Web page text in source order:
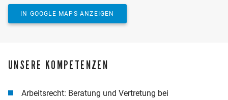
JA, KARTE ANZEIGEN
IN GOOGLE MAPS ANZEIGEN
UNSERE KOMPETENZEN
Arbeitsrecht: Beratung und Vertretung bei